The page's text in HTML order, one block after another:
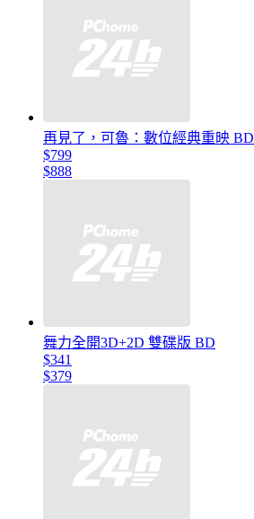
再見了，可魯：數位經典重映 BD
$799
$888
舞力全開3D+2D 雙碟版 BD
$341
$379